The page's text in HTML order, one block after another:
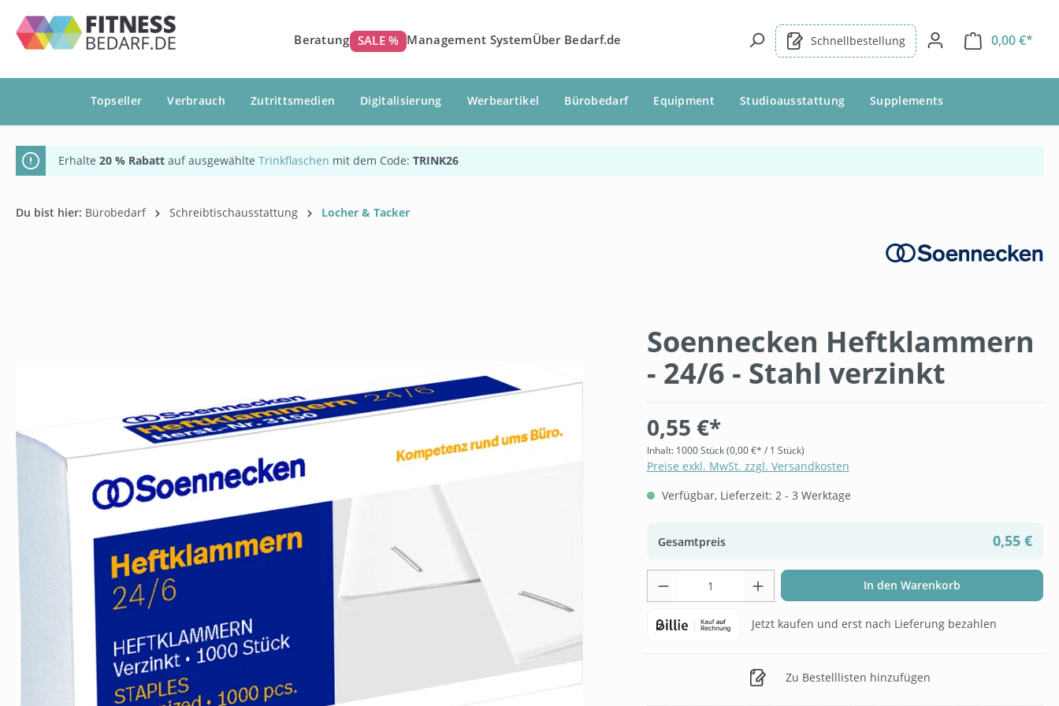
Zur Hauptnavigation springen
Beratung SALE % Management SystemÜber Bedarf.de Schnellbestellung 0,00 €*
Topseller Verbrauch Zutrittsmedien Digitalisierung Werbeartikel Bürobedarf Equipment Studioausstattung Supplements
Erhalte 20 % Rabatt auf ausgewählte Trinkflaschen mit dem Code: TRINK26
Du bist hier: Bürobedarf Schreibtischausstattung Locher & Tacker
Soennecken Heftklammern
- 24/6 - Stahl verzinkt
0,55 €*
Inhalt: 1000 Stück(0,00 €* / 1 Stück)
Preise exkl. MwSt. zzgl. Versandkosten
Verfügbar, Lieferzeit: 2 - 3 Werktage
Gesamtpreis 0,55 €
Produkt Anzahl: Gib den gewünschten Wert
In den Warenkorb
Jetzt kaufen und erst nach Lieferung bezahlen
Zu Bestelllisten hinzufügen